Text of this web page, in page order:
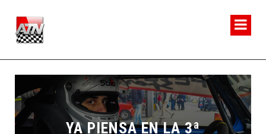
YA PIENSA EN LA 3ª